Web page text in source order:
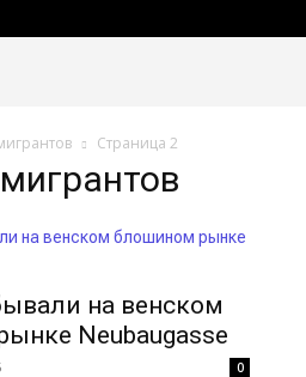
Страница 2
на венском
Neubaugasse
0